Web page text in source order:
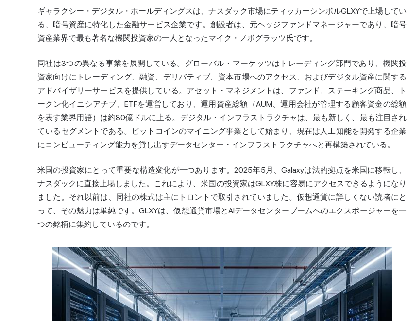
ギャラクシー・デジタル・ホールディングスは、ナスダック市場にティッカーシンボルGLXYで上場してい
る、暗号資産に特化した金融サービス企業です。創設者は、元ヘッジファンドマネージャーであり、暗号
資産業界で最も著名な機関投資家の一人となったマイク・ノボグラッツ氏です。
同社は3つの異なる事業を展開している。グローバル・マーケッツはトレーディング部門であり、機関投
資家向けにトレーディング、融資、デリバティブ、資本市場へのアクセス、およびデジタル資産に関する
アドバイザリーサービスを提供している。アセット・マネジメントは、ファンド、ステーキング商品、ト
ークン化イニシアチブ、ETFを運営しており、運用資産総額（AUM、運用会社が管理する顧客資金の総額
を表す業界用語）は約80億ドルに上る。デジタル・インフラストラクチャは、最も新しく、最も注目され
ているセグメントである。ビットコインのマイニング事業として始まり、現在は人工知能を開発する企業
にコンピューティング能力を貸し出すデータセンター・インフラストラクチャへと再構築されている。
米国の投資家にとって重要な構造変化が一つあります。2025年5月、Galaxyは法的拠点を米国に移転し、
ナスダックに直接上場しました。これにより、米国の投資家はGLXY株に容易にアクセスできるようになり
ました。それ以前は、同社の株式は主にトロントで取引されていました。仮想通貨に詳しくない読者にと
って、その魅力は単純です。GLXYは、仮想通貨市場とAIデータセンターブームへのエクスポージャーを一
つの銘柄に集約しているのです。